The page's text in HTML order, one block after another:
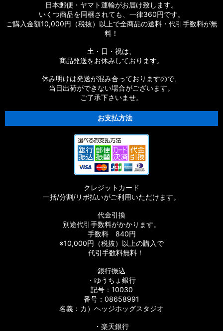
日本郵便・ヤマト運輸がお届け致します。
いくつ商品を同梱されても、一律360円です。
ご購入金額10,000円（税抜）以上で全商品の送料・代引手数料が無
料！
土・日・祝は、
商品発送をお休みしております。
休み明けは発送が混み合っておりますので、
当日出荷ができない場合がございます。
ご了承下さいませ。
お支払方法
クレジットカード
一括/分割/リボ払いがご利用いただけます。
代金引換
別途代引手数料がかかります。
手数料 840円
※10,000円（税抜）以上の購入で
代引手数料無料！
銀行振込
・ゆうちょ銀行
記号：10030
番号：08658991
名義：カ）ヘッジホッグスタジオ
・楽天銀行